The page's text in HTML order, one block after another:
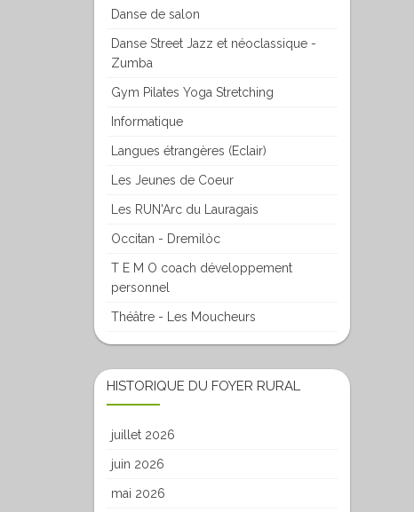
Danse de salon
Danse Street Jazz et néoclassique -
Zumba
Gym Pilates Yoga Stretching
Informatique
Langues étrangères (Eclair)
Les Jeunes de Coeur
Les RUN'Arc du Lauragais
Occitan - Dremilòc
T E M O coach développement
personnel
Théâtre - Les Moucheurs
HISTORIQUE DU FOYER RURAL
juillet 2026
juin 2026
mai 2026